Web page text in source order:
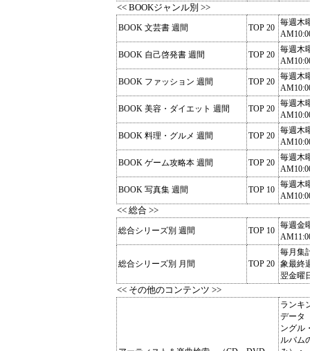
<< BOOKジャンル別 >>
BOOK 文芸書 週間 TOP 20
毎週木
BOOK 自己啓発書 週間 TOP 20
毎週木
BOOK ファッション 週間 TOP 20
毎週木
BOOK 美容・ダイエット 週間 TOP 20
毎週木
BOOK 料理・グルメ 週間 TOP 20
毎週木
BOOK ゲーム攻略本 週間 TOP 20
毎週木
BOOK 写真集 週間 TOP 10
毎週木
<< 総合 >>
総合シリーズ別 週間 TOP 10
毎週金
総合シリーズ別 月間 TOP 20
毎月集
象最終
翌金曜
<< その他のコンテンツ >>
ランキ
データ
ングル
ルバム